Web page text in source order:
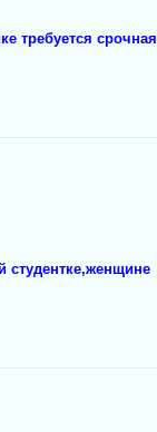
требуется
студентке,женщине